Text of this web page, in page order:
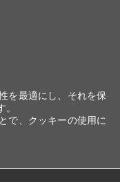
を最適にし、それを保
で、クッキーの使用に